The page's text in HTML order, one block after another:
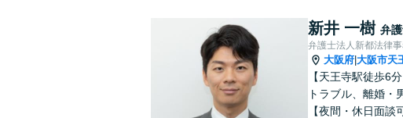
新井 一樹 弁
弁護士法人新都法律
大阪府 大阪市天
【天王寺駅徒歩6
トラブル、離婚・
【夜間・休日面談